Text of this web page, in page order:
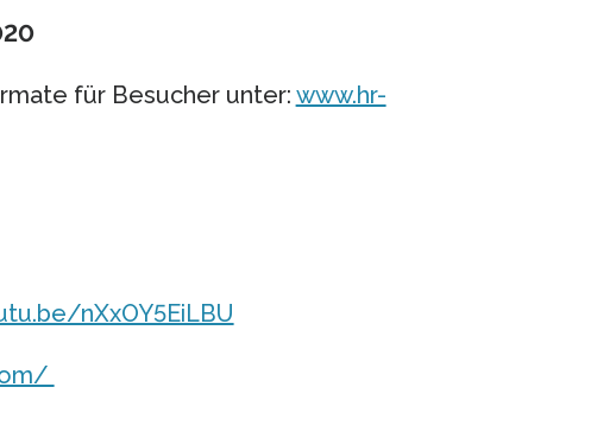
für Besucher unter: www.hr-
nXxOY5EiLBU